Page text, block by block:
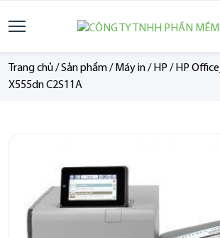
Trang chủ/Sản phẩm/ Máy in/ HP / HP
X555dn C2S11A